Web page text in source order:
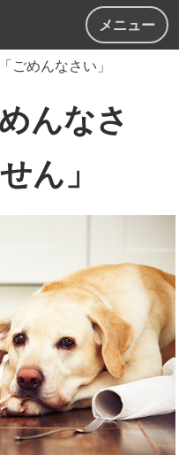
メニュー
ごめんなさい」
んなさ
ん」